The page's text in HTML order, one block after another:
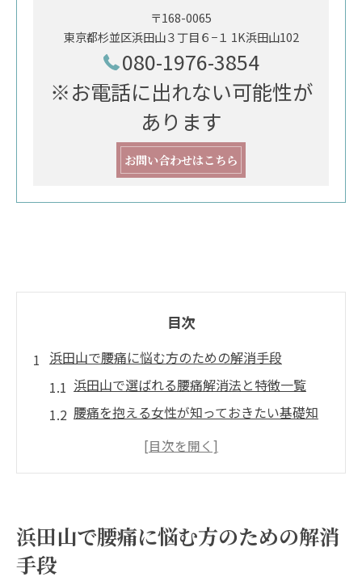
〒168-0065
東京都杉並区浜田山３丁目６−１ 1K浜田山102
080-1976-3854
※お電話に出れない可能性が
あります
お問い合わせはこちら
目次
浜田山で腰痛に悩む方のための解消手段
浜田山で選ばれる腰痛解消法と特徴一覧
腰痛を抱える女性が知っておきたい基礎知
腰痛改善に役立つセルフケアのポイント
整体やセルフケアで腰痛を根本から改善
浜田山で腰痛に悩む方のための解消
手段